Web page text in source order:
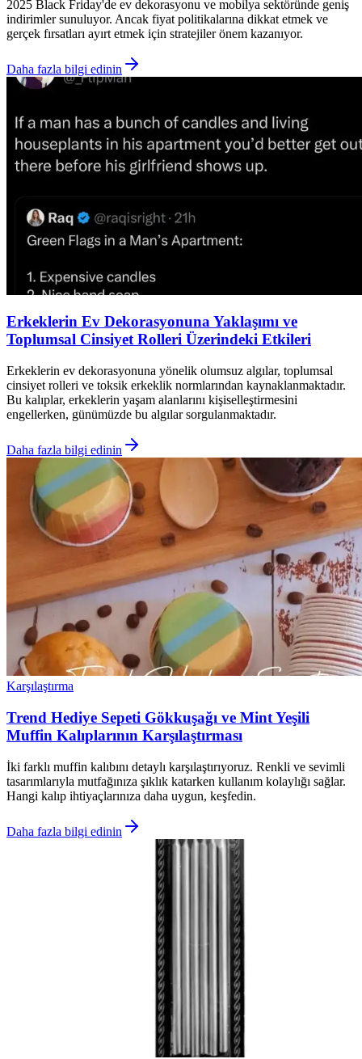
2025 Black Friday'de ev dekorasyonu ve mobilya sektöründe geniş
indirimler sunuluyor. Ancak fiyat politikalarına dikkat etmek ve
gerçek fırsatları ayırt etmek için stratejiler önem kazanıyor.
Daha fazla bilgi edinin
Erkeklerin Ev Dekorasyonuna Yaklaşımı ve
Toplumsal Cinsiyet Rolleri Üzerindeki Etkileri
Erkeklerin ev dekorasyonuna yönelik olumsuz algılar, toplumsal
cinsiyet rolleri ve toksik erkeklik normlarından kaynaklanmaktadır.
Bu kalıplar, erkeklerin yaşam alanlarını kişiselleştirmesini
engellerken, günümüzde bu algılar sorgulanmaktadır.
Daha fazla bilgi edinin
Karşılaştırma
Trend Hediye Sepeti Gökkuşağı ve Mint Yeşili
Muffin Kalıplarının Karşılaştırması
İki farklı muffin kalıbını detaylı karşılaştırıyoruz. Renkli ve sevimli
tasarımlarıyla mutfağınıza şıklık katarken kullanım kolaylığı sağlar.
Hangi kalıp ihtiyaçlarınıza daha uygun, keşfedin.
Daha fazla bilgi edinin